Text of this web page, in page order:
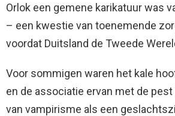
Orlok een gemene karikatuur was
– een kwestie van toenemende
voordat Duitsland de Tweede
Voor sommigen waren het kale
en de associatie ervan met de
van vampirisme als een